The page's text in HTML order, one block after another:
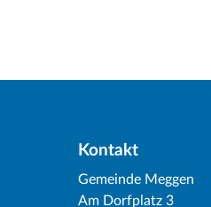
Kontakt
Gemeinde Meggen
Am Dorfplatz 3